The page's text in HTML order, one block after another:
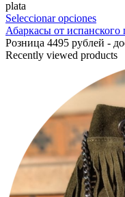
página
de
Seleccionar opcionesEste
tiene
Las
se
elegir
en
la
página
de
Абаркасы от испанского
Розница 4495 рублей -
Recently viewed products